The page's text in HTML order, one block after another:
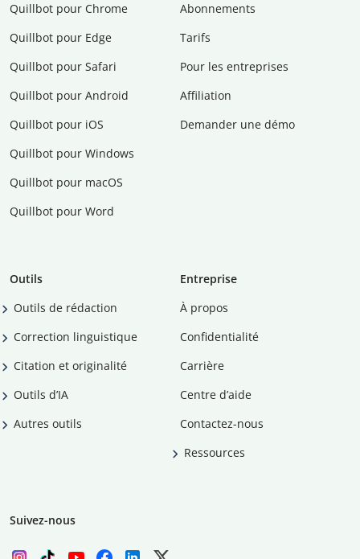
Quillbot pour Chrome
Quillbot pour Edge
Quillbot pour Safari
Quillbot pour Android
Quillbot pour iOS
Quillbot pour Windows
Quillbot pour macOS
Quillbot pour Word
Abonnements
Tarifs
Pour les entreprises
Affiliation
Demander une démo
Outils
Outils de rédaction
Correction linguistique
Citation et originalité
Outils d’IA
Autres outils
Entreprise
À propos
Confidentialité
Carrière
Centre d’aide
Contactez-nous
Ressources
Suivez-nous